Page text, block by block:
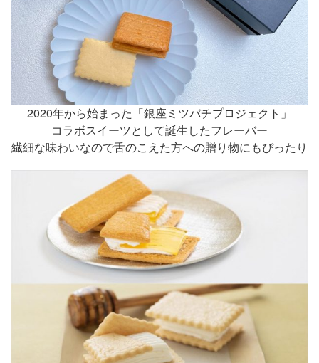
2020年から始まった「銀座ミツバチプロジェクト」
コラボスイーツとして誕生したフレーバー
繊細な味わいなので舌のこえた方への贈り物にもぴったり